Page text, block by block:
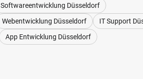
Softwareentwicklung Düsseldorf
Webentwicklung Düsseldorf
IT Support
App Entwicklung Düsseldorf